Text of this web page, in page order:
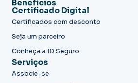
Benefícios
Certificado Digital
Certificados com desconto
Seja um parceiro
Conheça a ID Seguro
Serviços
Associe-se